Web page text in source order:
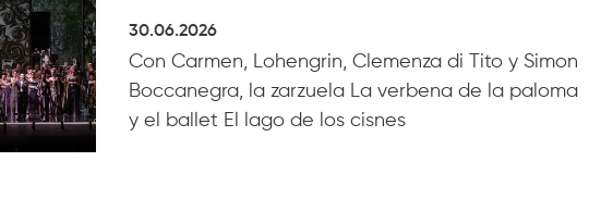
30.06.2026
Con Carmen, Lohengrin, Clemenza di Tito y Simon
Boccanegra, la zarzuela La verbena de la paloma
y el ballet El lago de los cisnes